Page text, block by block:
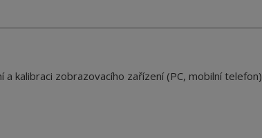
kalibraci zobrazovacího zařízení (PC, mobilní telefon)